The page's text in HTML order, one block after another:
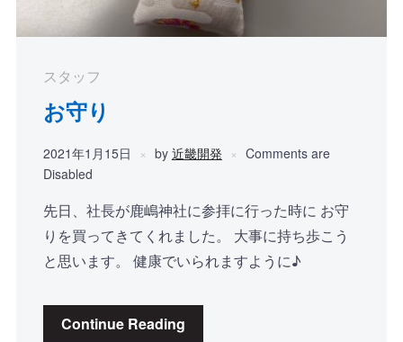
スタッフ
お守り
2021年1月15日 by 近畿開発
Comments are
Disabled
先日、社長が鹿嶋神社に参拝に行った時に お守
りを買ってきてくれました。 大事に持ち歩こう
と思います。 健康でいられますように♪
Continue Reading